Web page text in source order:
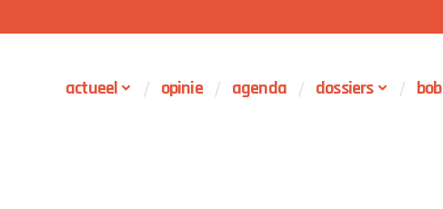
actueel opinie agenda dossiers bob